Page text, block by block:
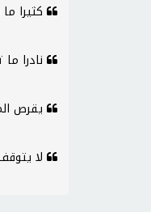
كثيرا
نادرا
يقرص
لا